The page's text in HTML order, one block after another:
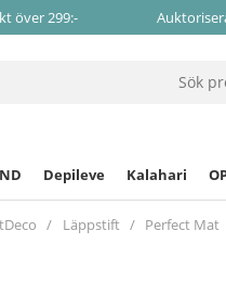
över 299:-
Depileve Kalahari
Läppstift Perfect Mat